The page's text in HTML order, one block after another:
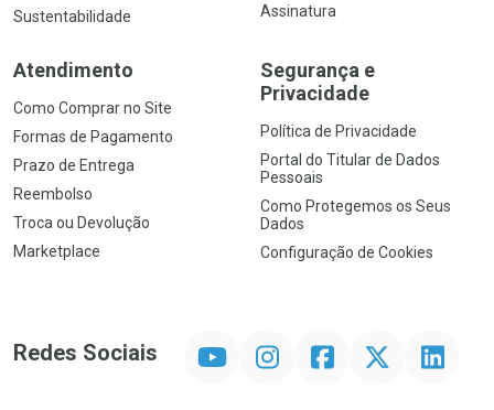
Sustentabilidade
Assinatura
Atendimento
Como Comprar no Site
Formas de Pagamento
Prazo de Entrega
Reembolso
Troca ou Devolução
Marketplace
Segurança e
Privacidade
Política de Privacidade
Portal do Titular de Dados
Pessoais
Como Protegemos os Seus
Dados
Configuração de Cookies
Redes Sociais InstagramFacebookTwitter Linkedin